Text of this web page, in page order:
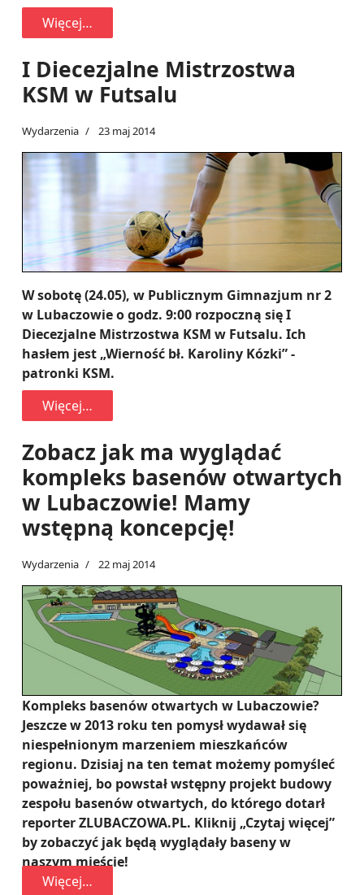
Więcej…
I Diecezjalne Mistrzostwa
KSM w Futsalu
Wydarzenia 23 maj 2014
W sobotę (24.05), w Publicznym Gimnazjum nr 2
w Lubaczowie o godz. 9:00 rozpoczną się I
Diecezjalne Mistrzostwa KSM w Futsalu. Ich
hasłem jest „Wierność bł. Karoliny Kózki” -
patronki KSM.
Więcej…
Zobacz jak ma wyglądać
kompleks basenów otwartych
w Lubaczowie! Mamy
wstępną koncepcję!
Wydarzenia 22 maj 2014
Kompleks basenów otwartych w Lubaczowie?
Jeszcze w 2013 roku ten pomysł wydawał się
niespełnionym marzeniem mieszkańców
regionu. Dzisiaj na ten temat możemy pomyśleć
poważniej, bo powstał wstępny projekt budowy
zespołu basenów otwartych, do którego dotarł
reporter ZLUBACZOWA.PL. Kliknij „Czytaj więcej”
by zobaczyć jak będą wyglądały baseny w
naszym mieście!
Więcej…